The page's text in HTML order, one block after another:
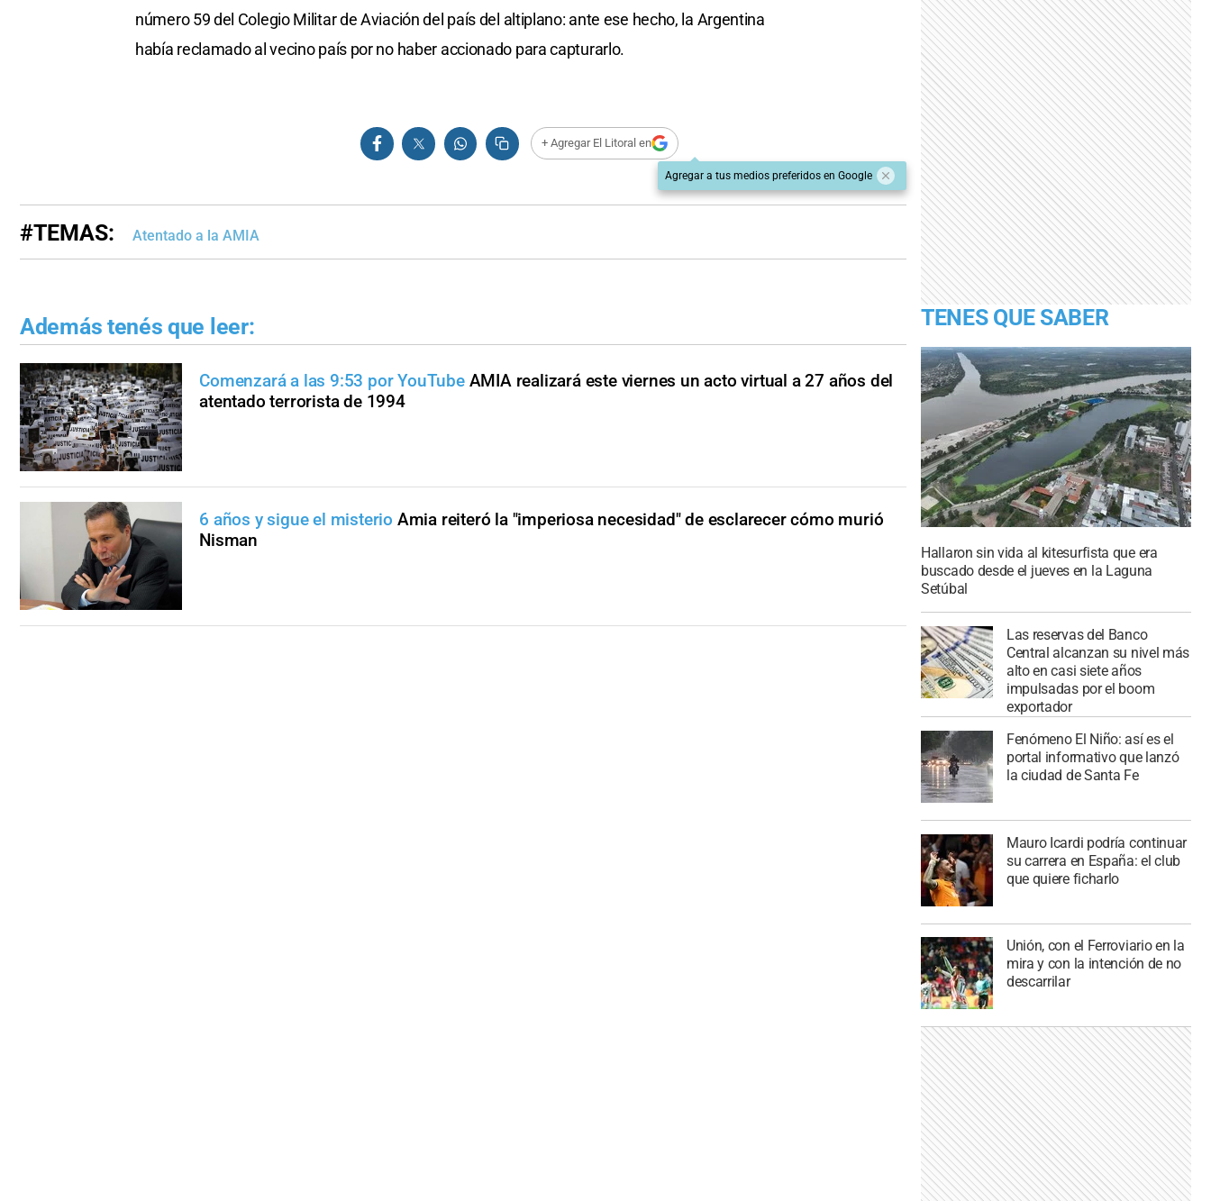
número 59 del Colegio Militar de Aviación del país del altiplano: ante ese hecho, la Argentina
había reclamado al vecino país por no haber accionado para capturarlo.
+ Agregar El Litoral en
Agregar a tus medios preferidos en Google
#TEMAS: Atentado a la AMIA
Además tenés que leer:
Comenzará a las 9:53 por YouTube AMIA realizará este viernes un acto virtual a 27 años del
atentado terrorista de 1994
6 años y sigue el misterio Amia reiteró la "imperiosa necesidad" de esclarecer cómo murió
Nisman
TENES QUE SABER
Hallaron sin vida al kitesurfista que era
buscado desde el jueves en la Laguna
Setúbal
Las reservas del Banco
Central alcanzan su nivel más
alto en casi siete años
impulsadas por el boom
exportador
Fenómeno El Niño: así es el
portal informativo que lanzó
la ciudad de Santa Fe
Mauro Icardi podría continuar
su carrera en España: el club
que quiere ficharlo
Unión, con el Ferroviario en la
mira y con la intención de no
descarrilar